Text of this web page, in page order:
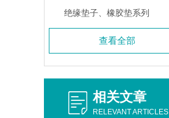
绝缘垫子、橡胶垫系列
查看全部
相关文章
RELEVANT ARTICLES